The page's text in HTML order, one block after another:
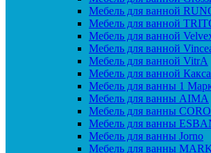
Мебель для ванной
Мебель для ванной
Мебель для ванной
Мебель для ванной
Мебель для ванной VitrA
Мебель для ванной Какса
Мебель для ванны 1
Мебель для ванны AIMA
Мебель для ванны
Мебель для ванны
Мебель для ванны Jorno
Мебель для ванны